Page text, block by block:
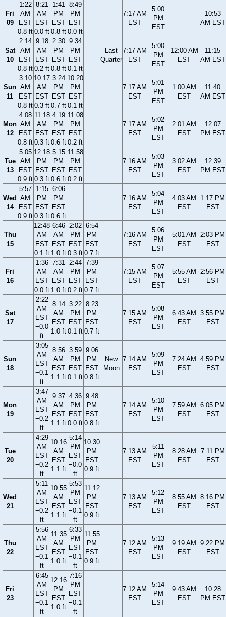
Fri
09
1:22
AM
EST
0.8 ft
8:21
AM
EST
0.0 ft
1:41
PM
EST
0.8 ft
8:49
PM
EST
0.0 ft
7:17 AM
EST
5:00
PM
EST
10:53
AM EST
Sat
10
2:14
AM
EST
0.8 ft
9:18
AM
EST
0.2 ft
2:30
PM
EST
0.8 ft
9:34
PM
EST
0.1 ft
Last
Quarter
7:17 AM
EST
5:00
PM
EST
12:00 AM
EST
11:15
AM EST
Sun
11
3:10
AM
EST
0.8 ft
10:17
AM
EST
0.3 ft
3:24
PM
EST
0.7 ft
10:20
PM
EST
0.1 ft
7:17 AM
EST
5:01
PM
EST
1:00 AM
EST
11:40
AM EST
Mon
12
4:08
AM
EST
0.8 ft
11:18
AM
EST
0.3 ft
4:19
PM
EST
0.6 ft
11:08
PM
EST
0.2 ft
7:17 AM
EST
5:02
PM
EST
2:01 AM
EST
12:07
PM EST
Tue
13
5:05
AM
EST
0.9 ft
12:18
PM
EST
0.3 ft
5:15
PM
EST
0.6 ft
11:58
PM
EST
0.2 ft
7:16 AM
EST
5:03
PM
EST
3:02 AM
EST
12:39
PM EST
Wed
14
5:57
AM
EST
0.9 ft
1:15
PM
EST
0.3 ft
6:06
PM
EST
0.6 ft
7:16 AM
EST
5:04
PM
EST
4:03 AM
EST
1:17 PM
EST
Thu
15
12:48
AM
EST
0.1 ft
6:46
AM
EST
1.0 ft
2:02
PM
EST
0.3 ft
6:54
PM
EST
0.7 ft
7:16 AM
EST
5:06
PM
EST
5:01 AM
EST
2:03 PM
EST
Fri
16
1:36
AM
EST
0.0 ft
7:31
AM
EST
1.0 ft
2:44
PM
EST
0.2 ft
7:39
PM
EST
0.7 ft
7:15 AM
EST
5:07
PM
EST
5:55 AM
EST
2:56 PM
EST
Sat
17
2:22
AM
EST
−0.0
ft
8:14
AM
EST
1.0 ft
3:22
PM
EST
0.1 ft
8:23
PM
EST
0.7 ft
7:15 AM
EST
5:08
PM
EST
6:43 AM
EST
3:55 PM
EST
Sun
18
3:05
AM
EST
−0.1
ft
8:56
AM
EST
1.1 ft
3:59
PM
EST
0.1 ft
9:06
PM
EST
0.8 ft
New
Moon
7:14 AM
EST
5:09
PM
EST
7:24 AM
EST
4:59 PM
EST
Mon
19
3:47
AM
EST
−0.2
ft
9:37
AM
EST
1.1 ft
4:36
PM
EST
0.0 ft
9:48
PM
EST
0.8 ft
7:14 AM
EST
5:10
PM
EST
7:59 AM
EST
6:05 PM
EST
Tue
20
4:29
AM
EST
−0.2
ft
10:16
AM
EST
1.1 ft
5:14
PM
EST
−0.0
ft
10:30
PM
EST
0.9 ft
7:13 AM
EST
5:11
PM
EST
8:28 AM
EST
7:11 PM
EST
Wed
21
5:11
AM
EST
−0.2
ft
10:55
AM
EST
1.1 ft
5:53
PM
EST
−0.1
ft
11:12
PM
EST
0.9 ft
7:13 AM
EST
5:12
PM
EST
8:55 AM
EST
8:16 PM
EST
Thu
22
5:56
AM
EST
−0.1
ft
11:35
AM
EST
1.0 ft
6:33
PM
EST
−0.1
ft
11:55
PM
EST
0.9 ft
7:12 AM
EST
5:13
PM
EST
9:19 AM
EST
9:22 PM
EST
Fri
23
6:45
AM
EST
−0.1
ft
12:16
PM
EST
1.0 ft
7:16
PM
EST
−0.1
ft
7:12 AM
EST
5:14
PM
EST
9:43 AM
EST
10:28
PM EST